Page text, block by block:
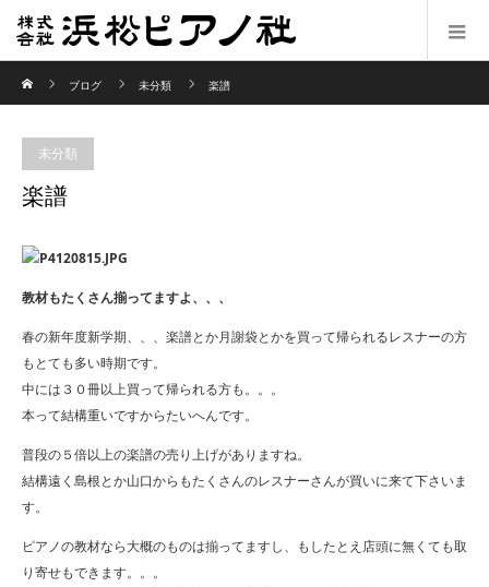
ブログ
未分類 楽譜
未分類
楽譜
教材もたくさん揃ってますよ、、、
春の新年度新学期、、、楽譜とか月謝袋とかを買って帰られるレスナーの方
もとても多い時期です。
中には３０冊以上買って帰られる方も。。。
本って結構重いですからたいへんです。
普段の５倍以上の楽譜の売り上げがありますね。
結構遠く島根とか山口からもたくさんのレスナーさんが買いに来て下さいま
す。
ピアノの教材なら大概のものは揃ってますし、もしたとえ店頭に無くても取
り寄せもできます。。。